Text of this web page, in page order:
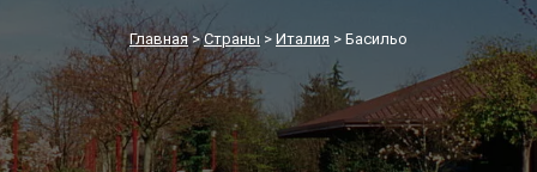
Главная>Страны > Италия > Басильо